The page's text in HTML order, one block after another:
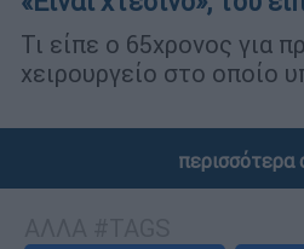
Τι είπε ο 65χρονος για
χειρουργείο στο οποίο
περισσότερα